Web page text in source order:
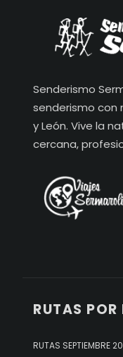
Senderismo
senderismo con
y León. Vive la
cercana,
RUTAS POR
RUTAS SEPTIEMBRE